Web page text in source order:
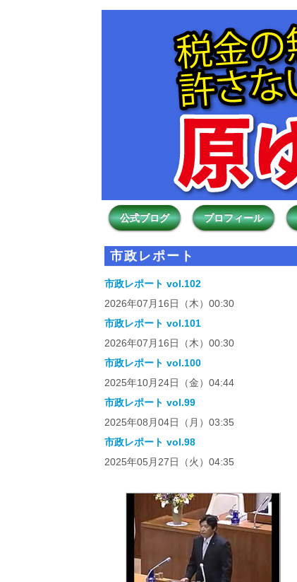
公式ブログ プロフィール
市政レポート
市政レポート vol.102
2026年07月16日（木）00:30
市政レポート vol.101
2026年07月16日（木）00:30
市政レポート vol.100
2025年10月24日（金）04:44
市政レポート vol.99
2025年08月04日（月）03:35
市政レポート vol.98
2025年05月27日（火）04:35